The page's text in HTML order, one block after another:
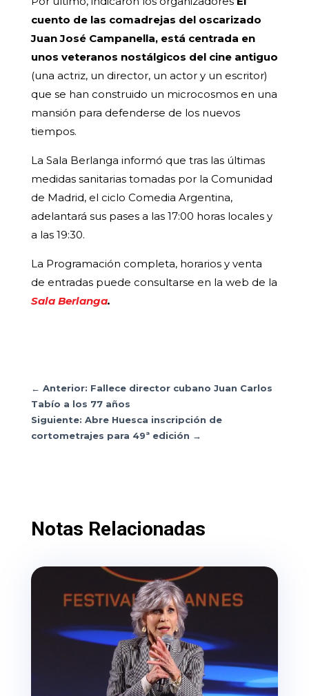
cuento de las comadrejas del oscarizado
Juan José Campanella, está centrada en
unos veteranos nostálgicos del cine antiguo
(una actriz, un director, un actor y un escritor)
que se han construido un microcosmos en una
mansión para defenderse de los nuevos
tiempos.
La Sala Berlanga informó que tras las últimas
medidas sanitarias tomadas por la Comunidad
de Madrid, el ciclo Comedia Argentina,
adelantará sus pases a las 17:00 horas locales y
a las 19:30.
La Programación completa, horarios y venta
de entradas puede consultarse en la web de la
Sala Berlanga.
← Anterior: Fallece director cubano Juan Carlos
Tabío a los 77 años
Siguiente: Abre Huesca inscripción de
cortometrajes para 49ª edición →
Notas Relacionadas